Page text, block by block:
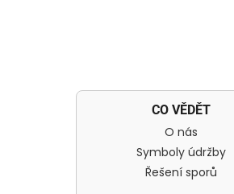
CO VĚDĚT
O nás
Symboly údržby
Řešení sporů